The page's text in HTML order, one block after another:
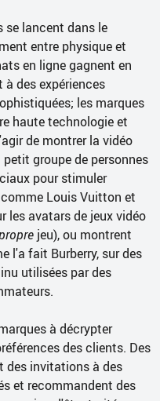
se lancent dans le
entre physique et
en ligne gagnent en
des expériences
les marques
haute technologie et
de montrer la vidéo
groupe de personnes
pour stimuler
Louis Vuitton et
les avatars de jeux vidéo
jeu), ou montrent
l'a fait Burberry, sur des
utilisées par des
à décrypter
des clients. Des
des invitations à des
et recommandent des